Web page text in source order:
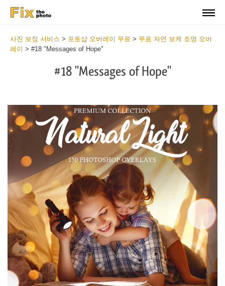
사진 보정 서비스 > 포토샵 오버레이 무료 > 무료 자연 보케 조명 오버
레이 > #18 "Messages of Hope"
#18 "Messages of Hope"
선택 해주세요
Free Bokeh Overlay #18
Small 800*533px